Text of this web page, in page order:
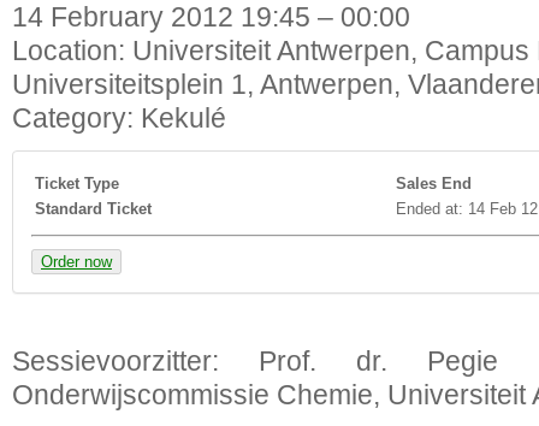
14 February 2012 19:45 – 00:00
Location: Universiteit Antwerpen, Campus
Universiteitsplein 1, Antwerpen,
Category: Kekulé
Ticket Type
Sales End
Standard Ticket
Ended at: 14 Feb 12
Order now
Sessievoorzitter: Prof. dr. Pegie
Onderwijscommissie Chemie, Universiteit